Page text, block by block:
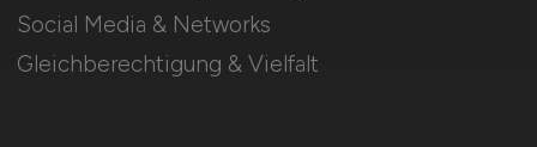
Social Media & Networks
Gleichberechtigung & Vielfalt